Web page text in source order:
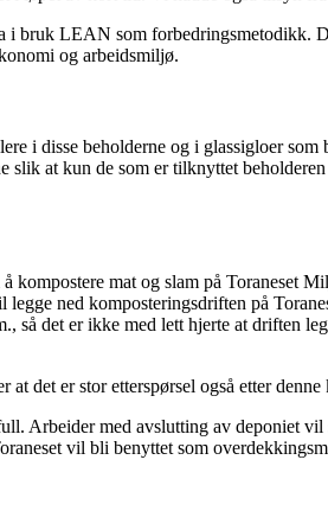
i bruk LEAN som forbedringsmetodikk.
og arbeidsmiljø.
i disse beholderne og i glassigloer
slik at kun de som er tilknyttet
mat og slam på Toraneset
ned komposteringsdriften på
så det er ikke med lett hjerte at driften
det er stor etterspørsel også etter denne
Arbeider med avslutting av deponiet
vil bli benyttet som